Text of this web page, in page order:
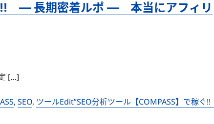
!! — 長期密着ルポ — 本当にアフィリ
[…]
, SEO, ツールEdit”SEO分析ツール【COMPASS】で稼ぐ!!